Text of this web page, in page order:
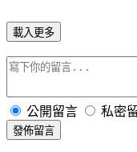
載入更多
公開留言 私密
發佈留言